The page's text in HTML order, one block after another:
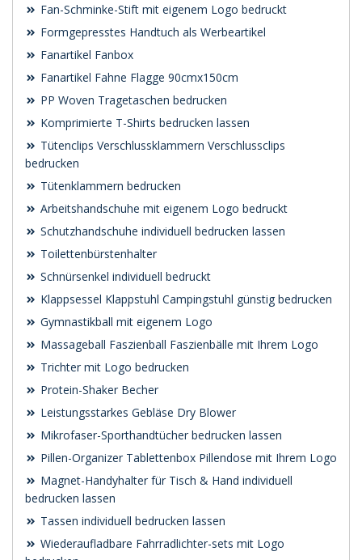
Fan-Schminke-Stift mit eigenem Logo bedruckt
Formgepresstes Handtuch als Werbeartikel
Fanartikel Fanbox
Fanartikel Fahne Flagge 90cmx150cm
PP Woven Tragetaschen bedrucken
Komprimierte T-Shirts bedrucken lassen
Tütenclips Verschlussklammern Verschlussclips
bedrucken
Tütenklammern bedrucken
Arbeitshandschuhe mit eigenem Logo bedruckt
Schutzhandschuhe individuell bedrucken lassen
Toilettenbürstenhalter
Schnürsenkel individuell bedruckt
Klappsessel Klappstuhl Campingstuhl günstig bedrucken
Gymnastikball mit eigenem Logo
Massageball Faszienball Faszienbälle mit Ihrem Logo
Trichter mit Logo bedrucken
Protein-Shaker Becher
Leistungsstarkes Gebläse Dry Blower
Mikrofaser-Sporthandtücher bedrucken lassen
Pillen-Organizer Tablettenbox Pillendose mit Ihrem Logo
Magnet-Handyhalter für Tisch & Hand individuell
bedrucken lassen
Tassen individuell bedrucken lassen
Wiederaufladbare Fahrradlichter-sets mit Logo